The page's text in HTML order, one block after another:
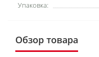
Упаковка:
Обзор товара